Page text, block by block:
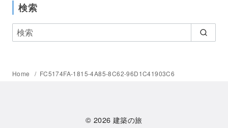
検索
Home FC5174FA-1815-4A85-8C62-96D1C41903C6
© 2026建築の旅